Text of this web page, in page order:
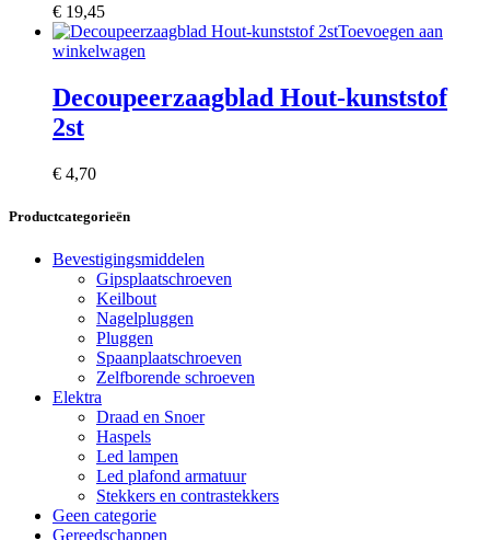
€ 19,45
Toevoegen aan
winkelwagen
Decoupeerzaagblad Hout-kunststof
2st
€ 4,70
Productcategorieën
Bevestigingsmiddelen
Gipsplaatschroeven
Keilbout
Nagelpluggen
Pluggen
Spaanplaatschroeven
Zelfborende schroeven
Elektra
Draad en Snoer
Haspels
Led lampen
Led plafond armatuur
Stekkers en contrastekkers
Geen categorie
Gereedschappen